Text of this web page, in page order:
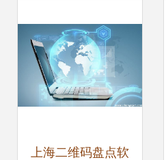
上海二维码盘点软